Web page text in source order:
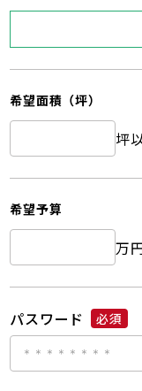
希望面積（坪）
坪
希望予算
万
パスワード 必須